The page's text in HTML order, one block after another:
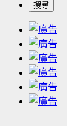
搜尋